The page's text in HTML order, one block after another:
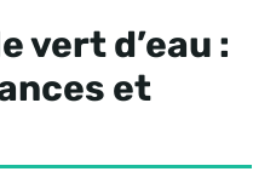
vert d’eau :
et